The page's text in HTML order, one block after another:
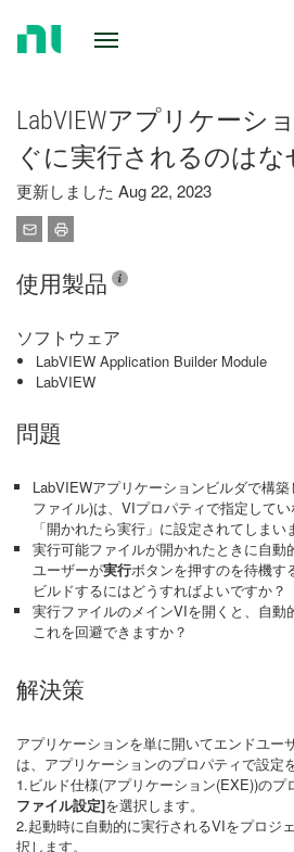
LabVIEWアプリケーシ
ぐに実行されるのはな
更新しました Aug 22, 2023
使用製品
ソフトウェア
LabVIEW Application Builder Module
LabVIEW
問題
LabVIEWアプリケーションビルダで構
ファイル)は、VIプロパティで指定して
「開かれたら実行」に設定されてしまい
実行可能ファイルが開かれたときに自動
ユーザーが実行ボタンを押すのを待機す
ビルドするにはどうすればよいですか？
実行ファイルのメインVIを開くと、自動
これを回避できますか？
解決策
アプリケーションを単に開いてエンドユー
は、アプリケーションのプロパティで設定
1.ビルド仕様(アプリケーション(EXE))のプ
ファイル設定]を選択します。
2.起動時に自動的に実行されるVIをプロジ
択します。